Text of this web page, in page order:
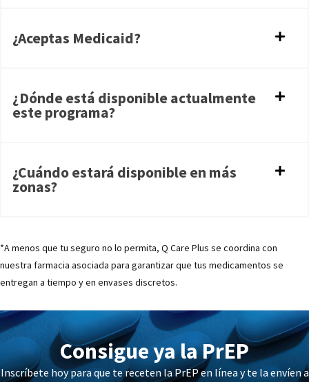
¿Aceptas Medicaid?
¿Dónde está disponible actualmente
este programa?
¿Cuándo estará disponible en más
zonas?
*A menos que tu seguro no lo permita, Q Care Plus se coordina con
nuestra farmacia asociada para garantizar que tus medicamentos se
entregan a tiempo y en envases discretos.
Consigue ya la PrEP
Inscríbete hoy para que te receten la PrEP en línea y te la envíen a